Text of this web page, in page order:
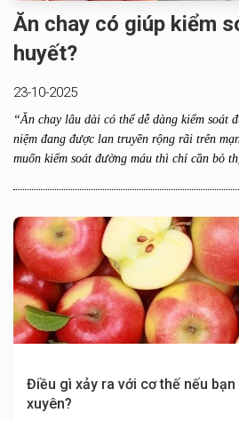
Ăn chay có giúp kiểm
huyết?
23-10-2025
“Ăn chay lâu dài có thể dễ dàng kiểm soát
niệm đang được lan truyền rộng rãi trên
muốn kiểm soát đường máu thì chỉ cần bỏ
Điều gì xảy ra với cơ thế nếu
xuyên?